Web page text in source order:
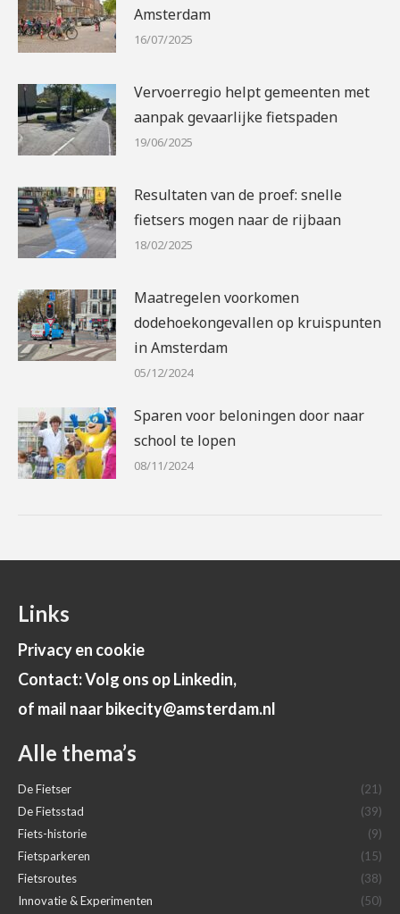
Amsterdam
16/07/2025
Vervoerregio helpt gemeenten met
aanpak gevaarlijke fietspaden
19/06/2025
Resultaten van de proef: snelle
fietsers mogen naar de rijbaan
18/02/2025
Maatregelen voorkomen
dodehoekongevallen op kruispunten
in Amsterdam
05/12/2024
Sparen voor beloningen door naar
school te lopen
08/11/2024
Links
Privacy en cookie
Contact: Volg ons op Linkedin,
of mail naar bikecity@amsterdam.nl
Alle thema’s
De Fietser
(21)
De Fietsstad
(39)
Fiets-historie
(9)
Fietsparkeren
(15)
Fietsroutes
(38)
Innovatie & Experimenten
(50)